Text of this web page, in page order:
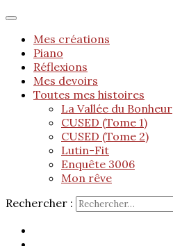
Mes créations
Piano
Réflexions
Mes devoirs
Toutes mes histoires
La Vallée du Bonheur
CUSED (Tome 1)
CUSED (Tome 2)
Lutin-Fit
Enquête 3006
Mon rêve
Rechercher :